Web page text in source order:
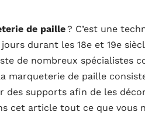
de paille? C’est une
durant les 18e et 19e
de nombreux spécialistes
marqueterie de paille
des supports afin de les
cet article tout ce que vous